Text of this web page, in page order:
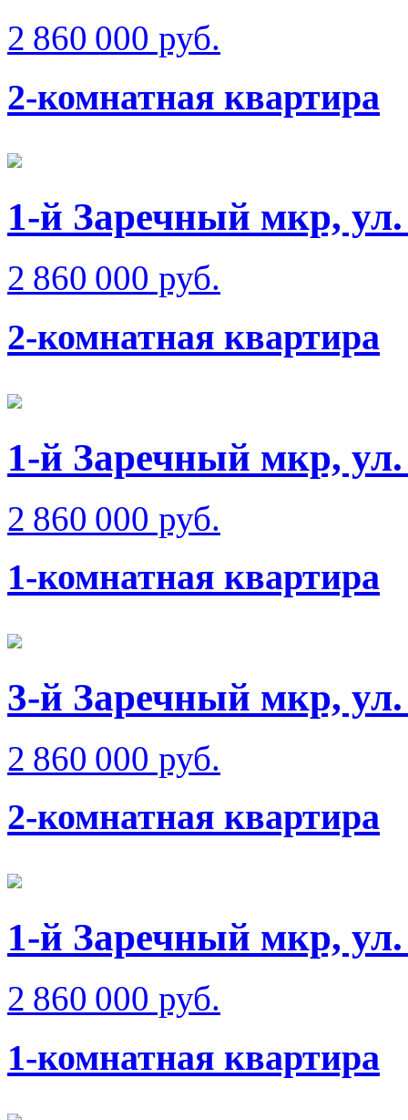
2 860 000 руб.
2-комнатная квартира
1-й Заречный мкр,
2 860 000 руб.
2-комнатная квартира
1-й Заречный мкр,
2 860 000 руб.
1-комнатная квартира
3-й Заречный мкр,
2 860 000 руб.
2-комнатная квартира
1-й Заречный мкр,
2 860 000 руб.
1-комнатная квартира